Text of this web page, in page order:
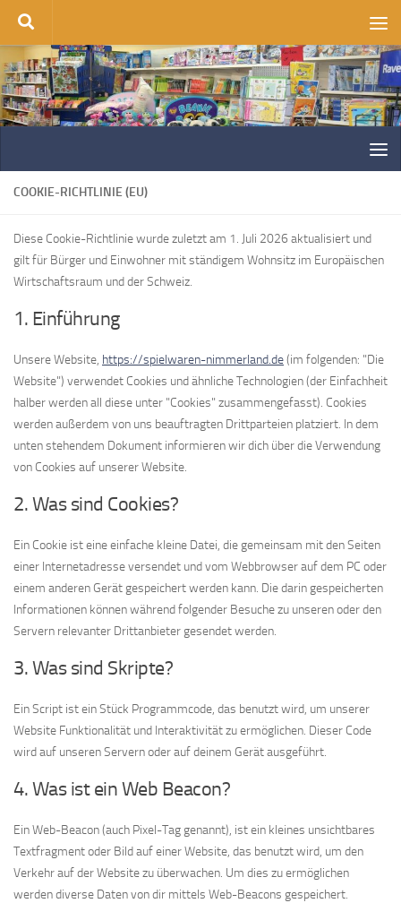
Zum Inhalt springen
COOKIE-RICHTLINIE (EU)
Diese Cookie-Richtlinie wurde zuletzt am 1. Juli 2026 aktualisiert und
gilt für Bürger und Einwohner mit ständigem Wohnsitz im Europäischen
Wirtschaftsraum und der Schweiz.
1. Einführung
Unsere Website, https://spielwaren-nimmerland.de(im folgenden: "Die
Website") verwendet Cookies und ähnliche Technologien (der Einfachheit
halber werden all diese unter "Cookies" zusammengefasst). Cookies
werden außerdem von uns beauftragten Drittparteien platziert. In dem
unten stehendem Dokument informieren wir dich über die Verwendung
von Cookies auf unserer Website.
2. Was sind Cookies?
Ein Cookie ist eine einfache kleine Datei, die gemeinsam mit den Seiten
einer Internetadresse versendet und vom Webbrowser auf dem PC oder
einem anderen Gerät gespeichert werden kann. Die darin gespeicherten
Informationen können während folgender Besuche zu unseren oder den
Servern relevanter Drittanbieter gesendet werden.
3. Was sind Skripte?
Ein Script ist ein Stück Programmcode, das benutzt wird, um unserer
Website Funktionalität und Interaktivität zu ermöglichen. Dieser Code
wird auf unseren Servern oder auf deinem Gerät ausgeführt.
4. Was ist ein Web Beacon?
Ein Web-Beacon (auch Pixel-Tag genannt), ist ein kleines unsichtbares
Textfragment oder Bild auf einer Website, das benutzt wird, um den
Verkehr auf der Website zu überwachen. Um dies zu ermöglichen
werden diverse Daten von dir mittels Web-Beacons gespeichert.